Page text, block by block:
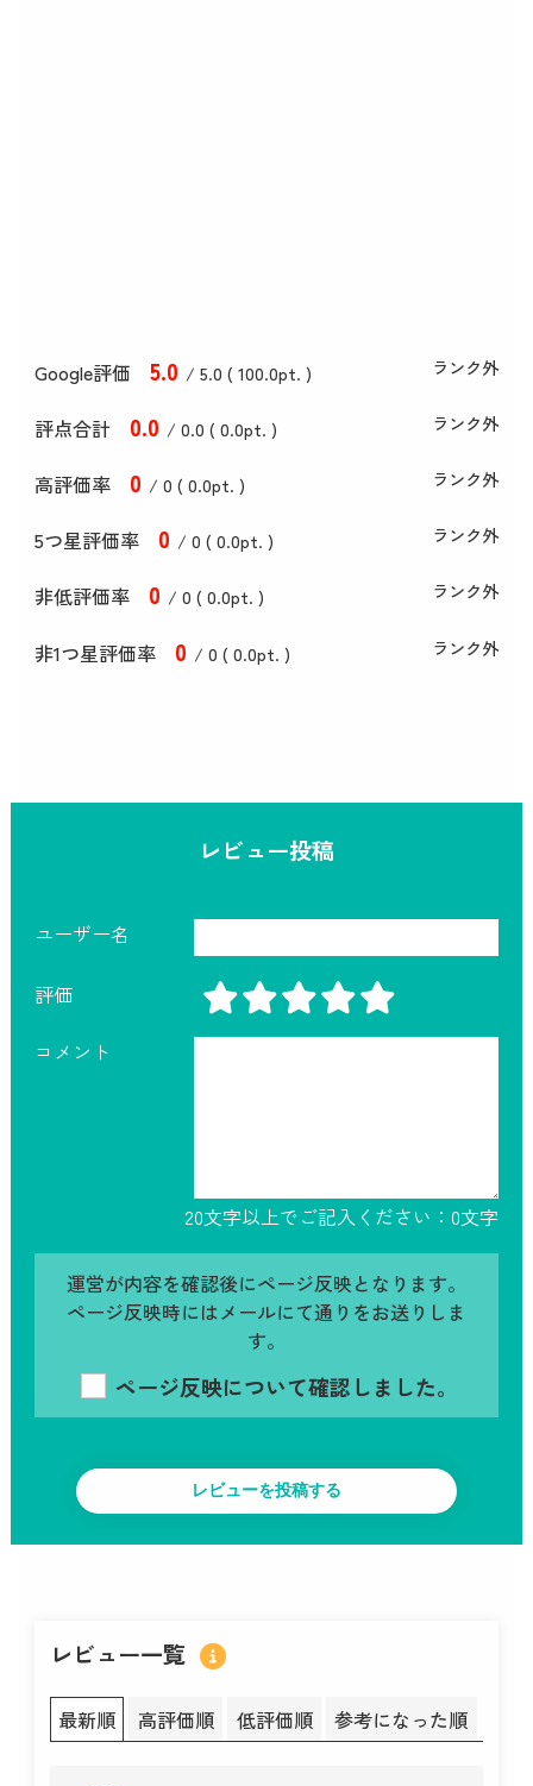
Google評価 5.0 / 5.0 ( 100.0pt. ) ランク外
評点合計 0.0 / 0.0 ( 0.0pt. ) ランク外
高評価率 0 / 0 ( 0.0pt. ) ランク外
5つ星評価率 0 / 0 ( 0.0pt. ) ランク外
非低評価率 0 / 0 ( 0.0pt. ) ランク外
非1つ星評価率 0 / 0 ( 0.0pt. ) ランク外
レビュー投稿
ユーザー名
評価
コメント
20文字以上でご記入ください： 0文字
運営が内容を確認後にページ反映となります。
ページ反映時にはメールにて通りをお送りしま
す。
ページ反映について確認しました。
レビュー一覧
最新順 高評価順 低評価順 参考になった順